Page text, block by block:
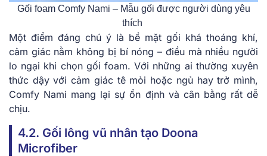
Gối foam Comfy Nami – Mẫu gối được người dùng yêu
thích
Một điểm đáng chú ý là bề mặt gối khá thoáng khí,
cảm giác nằm không bị bí nóng – điều mà nhiều người
lo ngại khi chọn gối foam. Với những ai thường xuyên
thức dậy với cảm giác tê mỏi hoặc ngủ hay trở mình,
Comfy Nami mang lại sự ổn định và cân bằng rất dễ
chịu.
4.2. Gối lông vũ nhân tạo Doona
Microfiber